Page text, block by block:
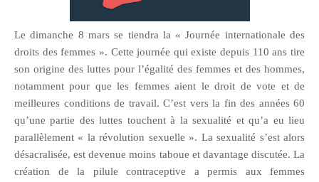
Le dimanche 8 mars se tiendra la « Journée internationale des
droits des femmes ». Cette journée qui existe depuis 110 ans tire
son origine des luttes pour l’égalité des femmes et des hommes,
notamment pour que les femmes aient le droit de vote et de
meilleures conditions de travail. C’est vers la fin des années 60
qu’une partie des luttes touchent à la sexualité et qu’a eu lieu
parallèlement « la révolution sexuelle ». La sexualité s’est alors
désacralisée, est devenue moins taboue et davantage discutée. La
création de la pilule contraceptive a permis aux femmes